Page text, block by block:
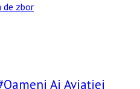
zbor
Ai Aviației